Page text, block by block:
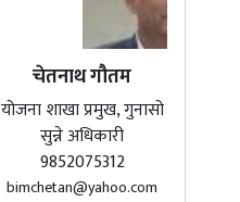
चेतनाथ गौतम
योजना शाखा प्रमुख, गुनासो
सुन्ने अधिकारी
9852075312
bimchetan@yahoo.com